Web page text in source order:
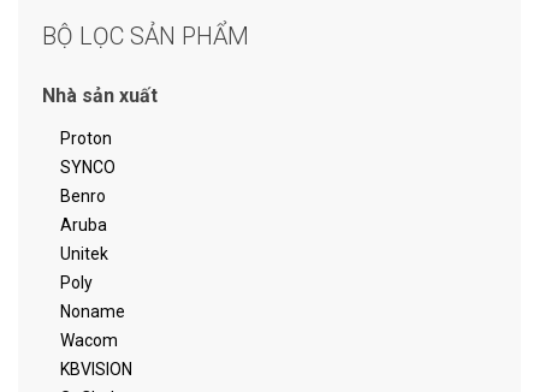
BỘ LỌC SẢN PHẨM
Nhà sản xuất
Proton
SYNCO
Benro
Aruba
Unitek
Poly
Noname
Wacom
KBVISION